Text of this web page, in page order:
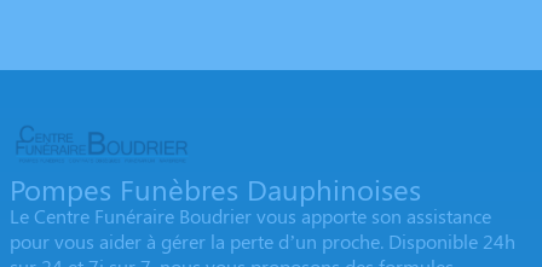
Pompes Funèbres Dauphinoises
Le Centre Funéraire Boudrier vous apporte son assistance
pour vous aider à gérer la perte d’un proche. Disponible 24h